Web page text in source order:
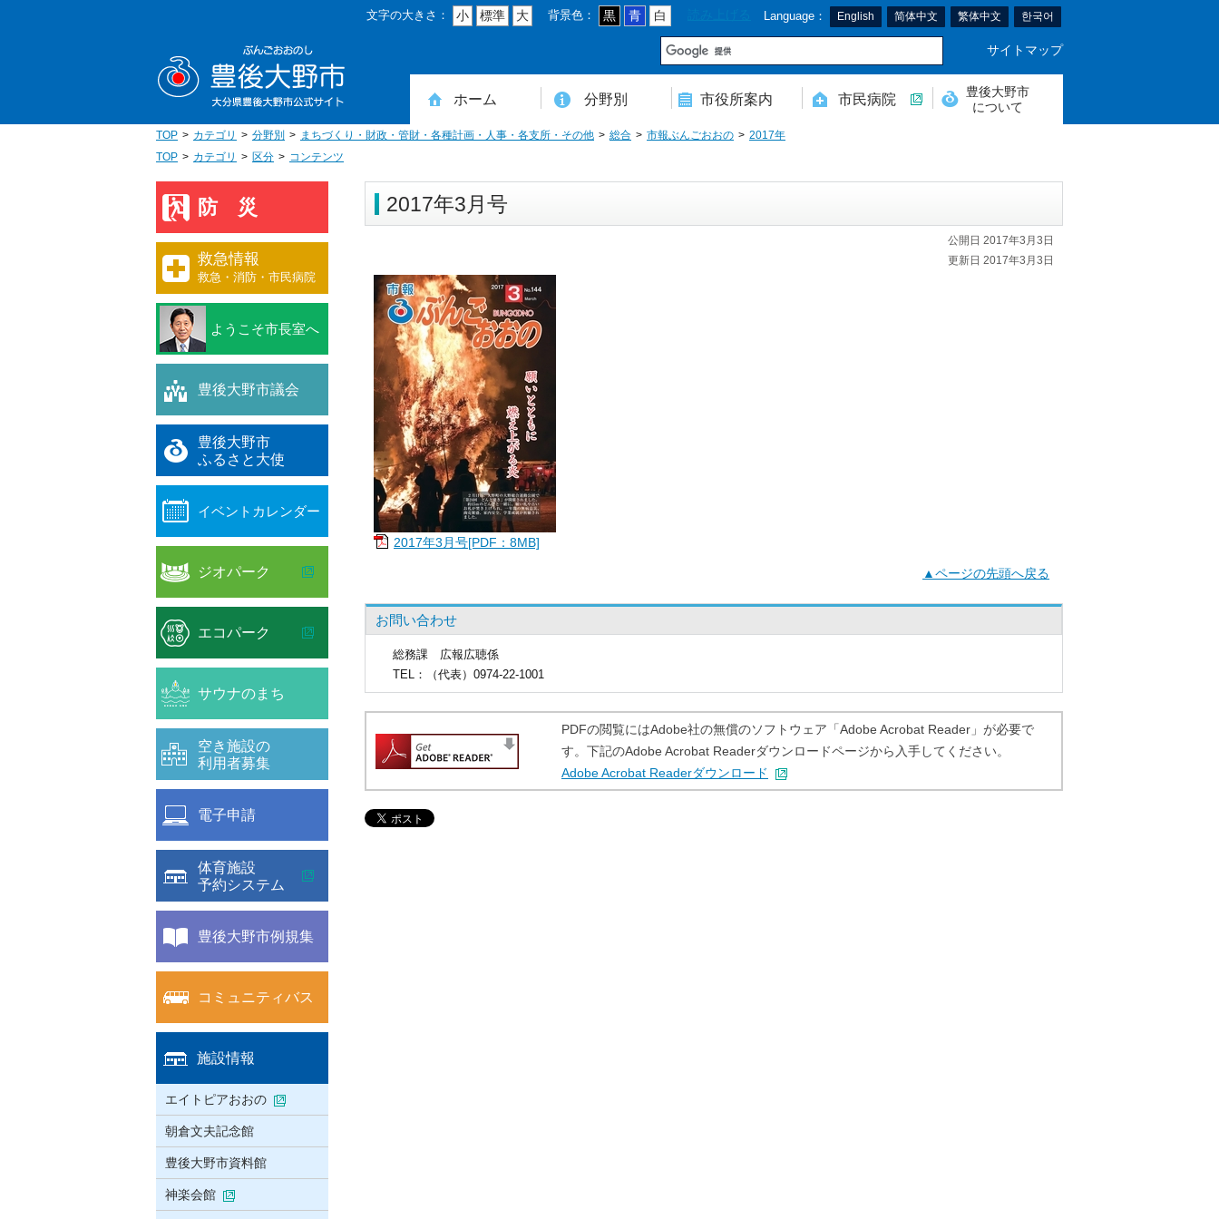
移
文字の大きさ： 小 標準 大 背景色： 黒 青 白 Language： English 简体中文 繁体中文 한국어
サイトマップ
ホーム 分野別
住民登録・戸籍・印鑑・マイナンバー
税・年金・国民健康保険・後期高齢者医療
教育・文化・スポーツ・人権・男女共同参画
健康・医療・介護・福祉・食育
消防・防災・安全・環境・ごみ・住宅・水道
商工・労働・消費者行政
入札・契約・工事・委託
農業・林業・農業委員会事務局
道路・都市計画・地籍・交通
議会・選管・監査
まちづくり・財政・管財・各種計画・人事・各支所・その他
市役所案内
本庁舎案内図
庁舎案内
行政組織
市民病院
豊後大野市
について
人口・世帯数・高齢者人口
豊後大野市の概要
豊後大野市の歴史
合併経過
市章・市民憲章・市花・市木等
豊後大野市友好交流協定
豊後大野市のすがた
豊後大野市の観光
豊後大野市の各種計画
ようこそ市長室へ
名誉市民
豊後大野市ふるさと大使
TOP カテゴリ 分野別 まちづくり・財政・管財・各種計画・人事・各支所・その他 総合 市報ぶんごおおの
2017年
TOP
カテゴリ 区分 コンテンツ
2017年3月号
公開日 2017年3月3日
更新日 2017年3月3日
2017年3月号[PDF：8MB]
▲ページの先頭へ戻る
お問い合わせ
総務課
広報広聴係
TEL ：（代表）0974-22-1001
PDFの閲覧にはAdobe社の無償のソフトウェア「Adobe Acrobat Reader」が必要で
す。下記のAdobe Acrobat Readerダウンロードページから入手してください。
Adobe Acrobat Readerダウンロード
防災
救急情報
救急・消防・市民病院
ようこそ市長室へ
豊後大野市議会
豊後大野市
ふるさと大使
イベントカレンダー
ジオパーク
エコパーク
サウナのまち
空き施設の
利用者募集
電子申請
体育施設
予約システム
豊後大野市例規集
コミュニティバス
施設情報
エイトピアおおの
朝倉文夫記念館
豊後大野市資料館
神楽会館